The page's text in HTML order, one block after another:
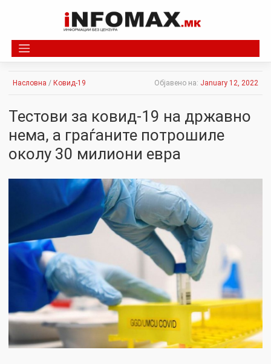
Насловна / Ковид-19 Објавено на: January 12, 2022
Тестови за ковид-19 на државно
нема, а граѓаните потрошиле
околу 30 милиони евра